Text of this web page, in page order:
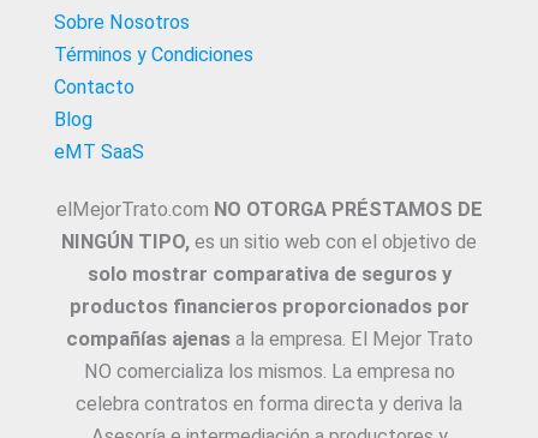
Sobre Nosotros
Términos y Condiciones
Contacto
Blog
eMT SaaS
elMejorTrato.com NO OTORGA PRÉSTAMOS DE
NINGÚN TIPO, es un sitio web con el objetivo de
solo mostrar comparativa de seguros y
productos financieros proporcionados por
compañías ajenasa la empresa. El Mejor Trato
NO comercializa los mismos. La empresa no
celebra contratos en forma directa y deriva la